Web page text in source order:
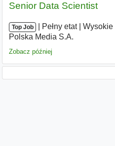
Senior Data Scientist
Top Job Pełny etat|
Polska Media S.A.
Zobacz później